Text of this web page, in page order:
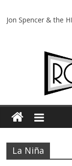
Jon Spencer & the
Hellfest 2026
Hellfest 2026 jeudi
Première édition
Charlie Puth à
La Niña